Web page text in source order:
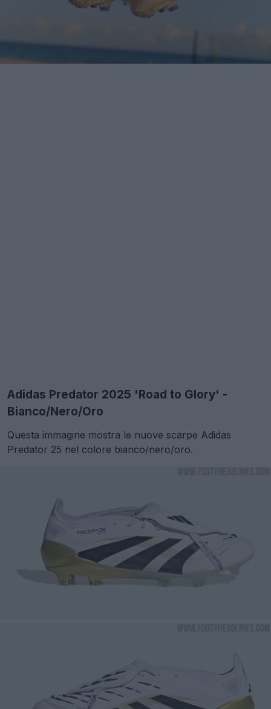
Adidas Predator 2025 'Road to Glory' -
Bianco/Nero/Oro
Questa immagine mostra le nuove scarpe Adidas
Predator 25 nel colore bianco/nero/oro.